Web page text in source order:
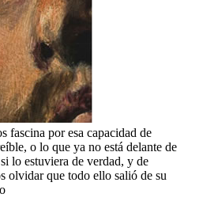
fascina por esa capacidad de
o lo que ya no está delante de
lo estuviera de verdad, y de
olvidar que todo ello salió de su